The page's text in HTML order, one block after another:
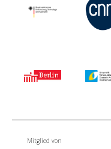
Mitglied von